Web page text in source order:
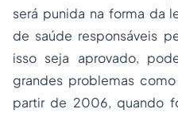
será punida na forma da
de saúde responsáveis
isso seja aprovado,
grandes problemas
partir de 2006, quando